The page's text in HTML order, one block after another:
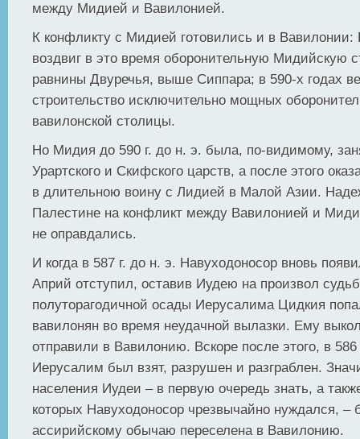
между Мидией и Вавилонией.
К конфликту с Мидией готовились и в Вавилонии:
воздвиг в это время оборонительную Мидийскую
равнины Двуречья, выше Сиппара; в 590-х годах
строительство исключительно мощных
вавилонской столицы.
Но Мидия до 590 г. до н. э. была, по-видимому,
Урартского и Скифского царств, а после этого
в длительною воину с Лидией в Малой Азии.
Палестине на конфликт между Вавилонией и
не оправдались.
И когда в 587 г. до н. э. Навуходоносор вновь
Априй отступил, оставив Иудею на произвол
полуторагодичной осады Иерусалима Цидкия
вавилонян во время неудачной вылазки. Ему
отправили в Вавилонию. Вскоре после этого, в 586
Иерусалим был взят, разрушен и разграблен.
населения Иудеи – в первую очередь знать, а
которых Навуходоносор чрезвычайно нуждался, –
ассирийскому обычаю переселена в Вавилонию.